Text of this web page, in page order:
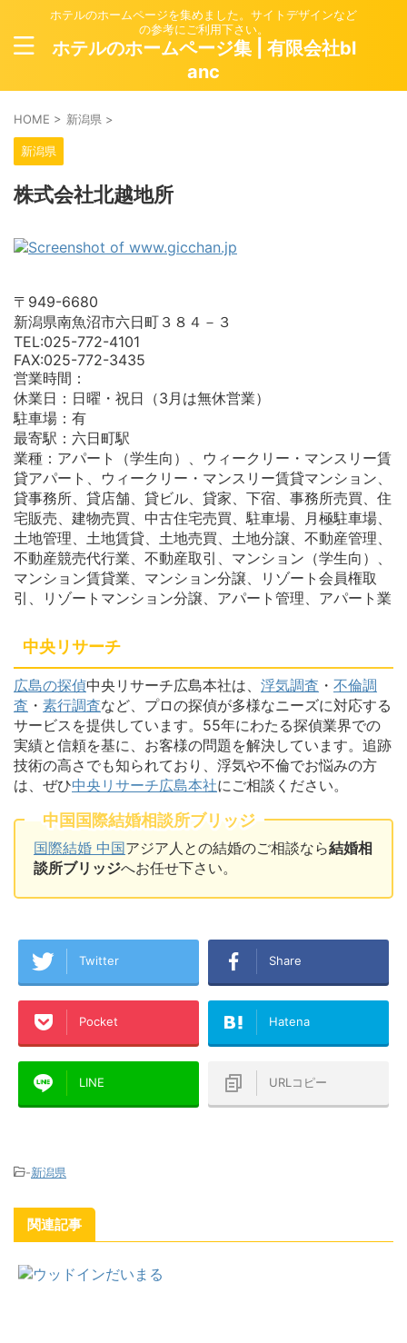
ホテルのホームページを集めました。サイトデザインなど
の参考にご利用下さい。
ホテルのホームページ集 | 有限会社bl
anc
HOME > 新潟県 >
新潟県
株式会社北越地所
〒949-6680
新潟県南魚沼市六日町３８４－３
TEL:025-772-4101
FAX:025-772-3435
営業時間：
休業日：日曜・祝日（3月は無休営業）
駐車場：有
最寄駅：六日町駅
業種：アパート（学生向）、ウィークリー・マンスリー賃
貸アパート、ウィークリー・マンスリー賃貸マンション、
貸事務所、貸店舗、貸ビル、貸家、下宿、事務所売買、住
宅販売、建物売買、中古住宅売買、駐車場、月極駐車場、
土地管理、土地賃貸、土地売買、土地分譲、不動産管理、
不動産競売代行業、不動産取引、マンション（学生向）、
マンション賃貸業、マンション分譲、リゾート会員権取
引、リゾートマンション分譲、アパート管理、アパート業
中央リサーチ
広島の探偵中央リサーチ広島本社は、 浮気調査 ・ 不倫調
査 ・ 素行調査など、プロの探偵が多様なニーズに対応する
サービスを提供しています。55年にわたる探偵業界での
実績と信頼を基に、お客様の問題を解決しています。追跡
技術の高さでも知られており、浮気や不倫でお悩みの方
は、ぜひ中央リサーチ広島本社にご相談ください。
中国国際結婚相談所ブリッジ
国際結婚 中国アジア人との結婚のご相談なら結婚相
談所ブリッジへお任せ下さい。
Twitter Share
Pocket Hatena
LINE URLコピー
-新潟県
関連記事